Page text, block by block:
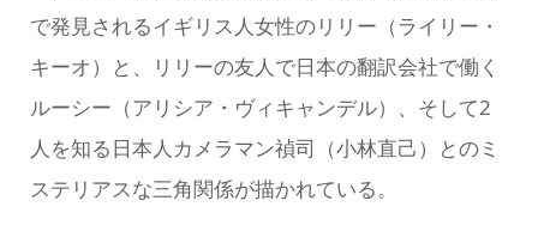
で発見されるイギリス人女性のリリー（ライリー・
キーオ）と、リリーの友人で日本の翻訳会社で働く
ルーシー（アリシア・ヴィキャンデル）、そして2
人を知る日本人カメラマン禎司（小林直己）とのミ
ステリアスな三角関係が描かれている。